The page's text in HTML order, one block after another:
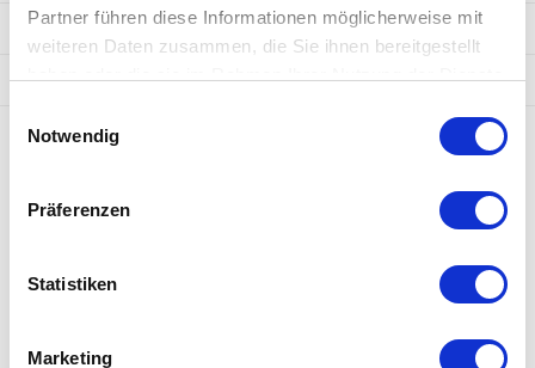
Partner führen diese Informationen möglicherweise mit
weiteren Daten zusammen, die Sie ihnen bereitgestellt
Notwendig
Präferenzen
Statistiken
Marketing
PLASMASCHNEIDEN
STAHLGÜTEN / SORTIMENT
Edelstahlwerk
Fax +49 (0)2352 9597-31